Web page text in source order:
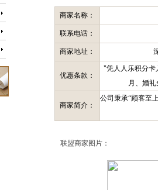
商家名称：
联系电话：
商家地址：
优惠条款：
"凭人人乐积分卡
月、婚
商家简介：
公司秉承“顾客至
联盟商家图片：